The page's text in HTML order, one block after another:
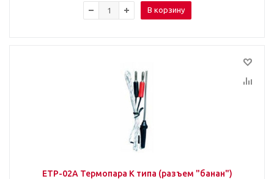
В корзину
ETP-02A Термопара К типа (разъем "банан")